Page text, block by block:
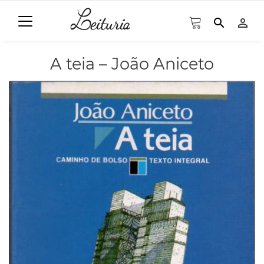
search person_outline
A teia – João Aniceto